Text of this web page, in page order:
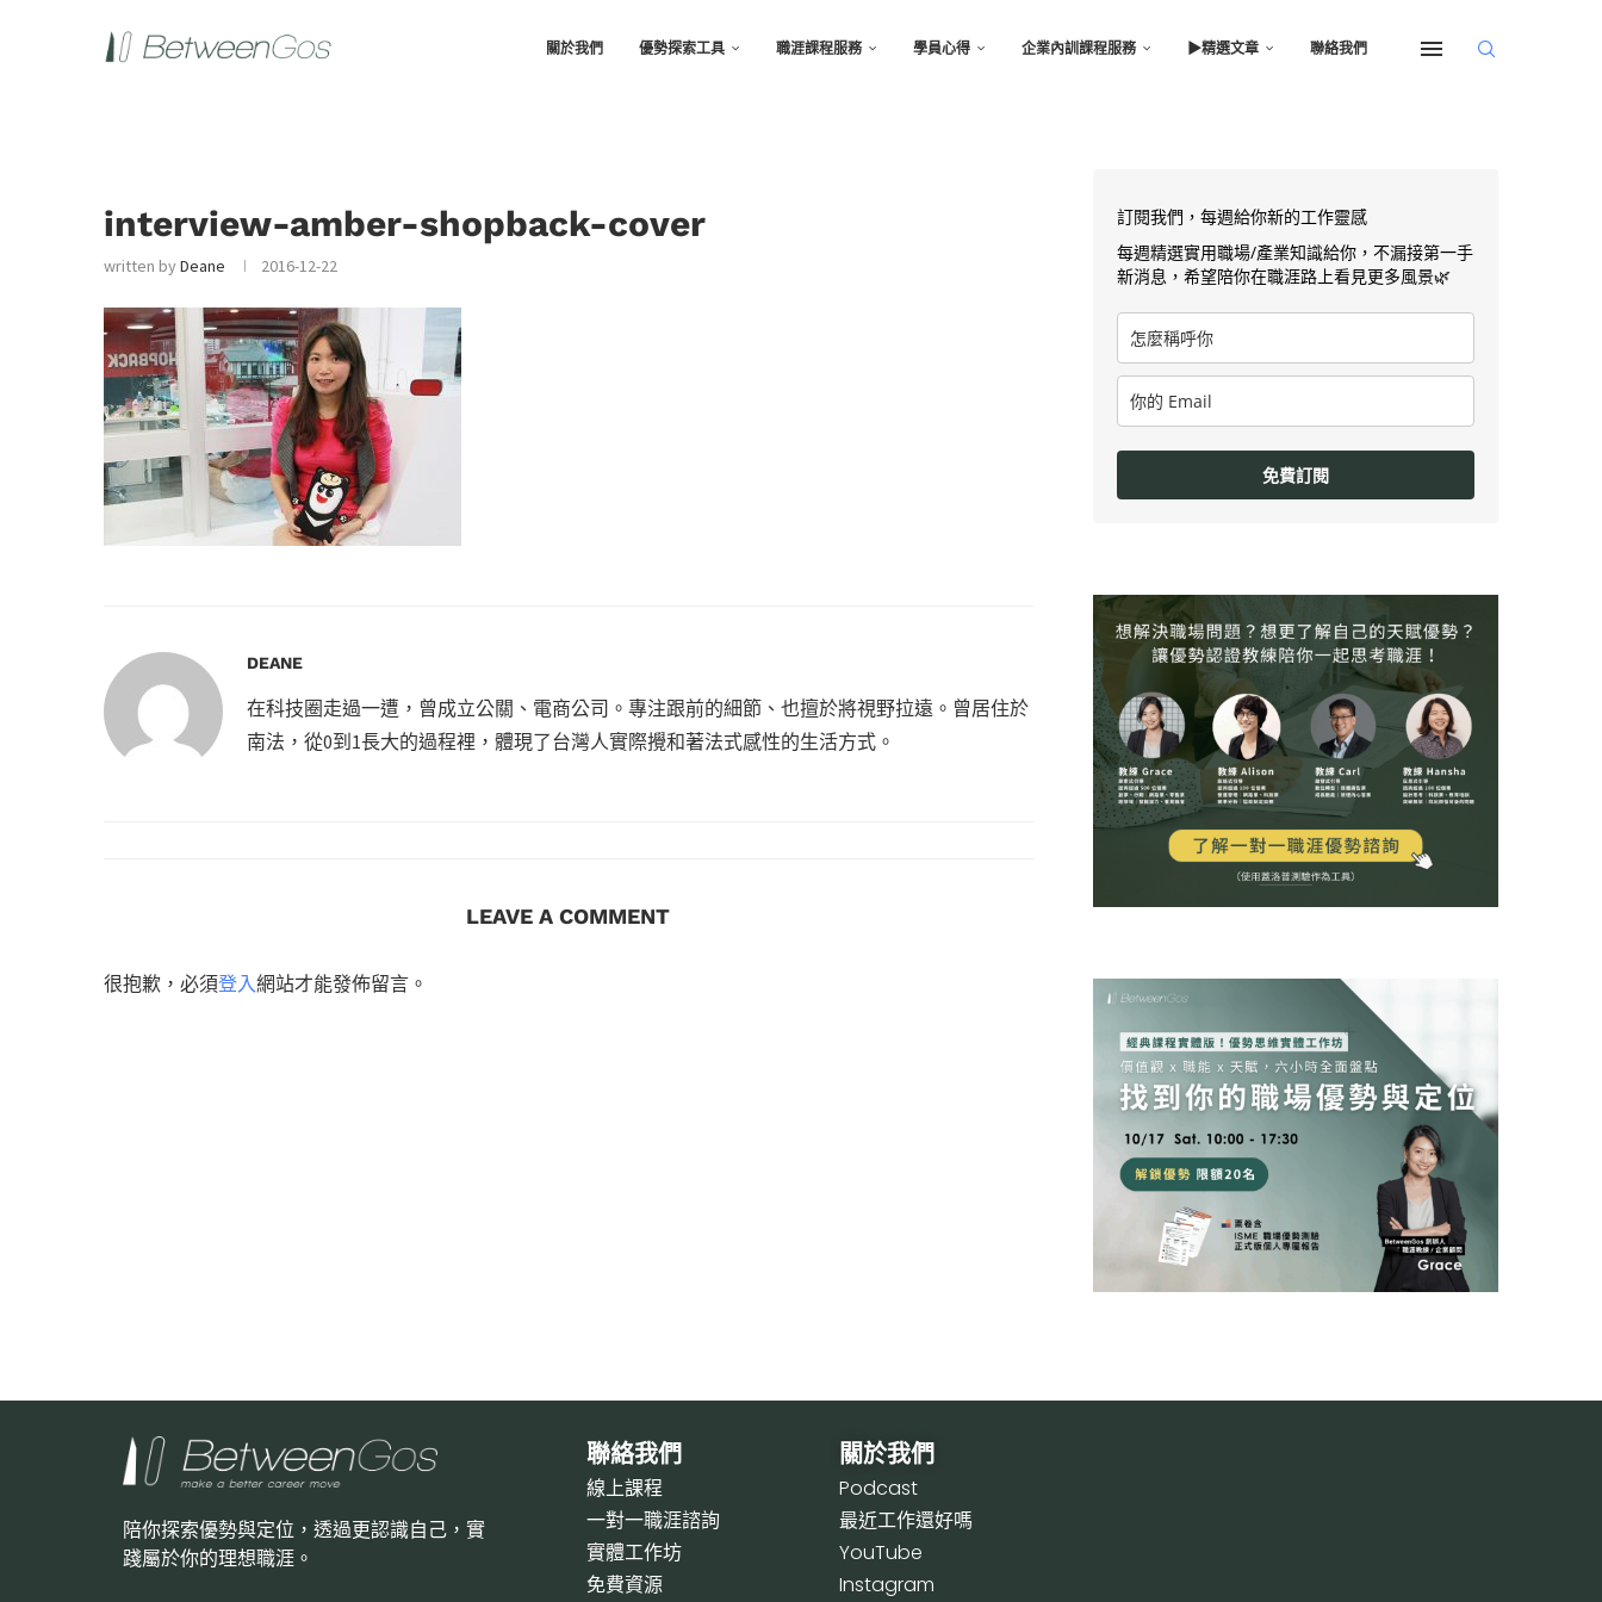
關於我們 優勢探索工具 職涯課程服務 學員心得 企業內訓課程服務 ▶︎精選文章 聯絡我們
interview-amber-shopback-cover
written byDeane 2016-12-22
DEANE
在科技圈走過一遭，曾成立公關、電商公司。專注跟前的細節、也擅於將視野拉遠。曾居住於
南法，從0到1長大的過程裡，體現了台灣人實際攪和著法式感性的生活方式。
LEAVE A COMMENT
很抱歉，必須登入網站才能發佈留言。
訂閱我們，每週給你新的工作靈感
每週精選實用職場/產業知識給你，不漏接第一手
新消息，希望陪你在職涯路上看見更多風景🌿
免費訂閱
陪你探索優勢與定位，透過更認識自己，實
踐屬於你的理想職涯。
聯絡我們
線上課程
一對一職涯諮詢
實體工作坊
免費資源
關於我們
Podcast
最近工作還好嗎
YouTube
Instagram